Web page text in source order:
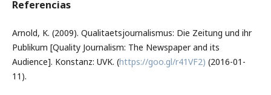
Referencias
Arnold, K. (2009). Qualitaetsjournalismus: Die Zeitung und ihr
Publikum [Quality Journalism: The Newspaper and its
Audience]. Konstanz: UVK. (https://goo.gl/r41VF2) (2016-01-
11).